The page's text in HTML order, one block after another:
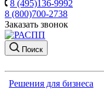
8 (495)136-9992
8 (800)700-2738
Заказать звонок
Поиск
Решения для бизнеса